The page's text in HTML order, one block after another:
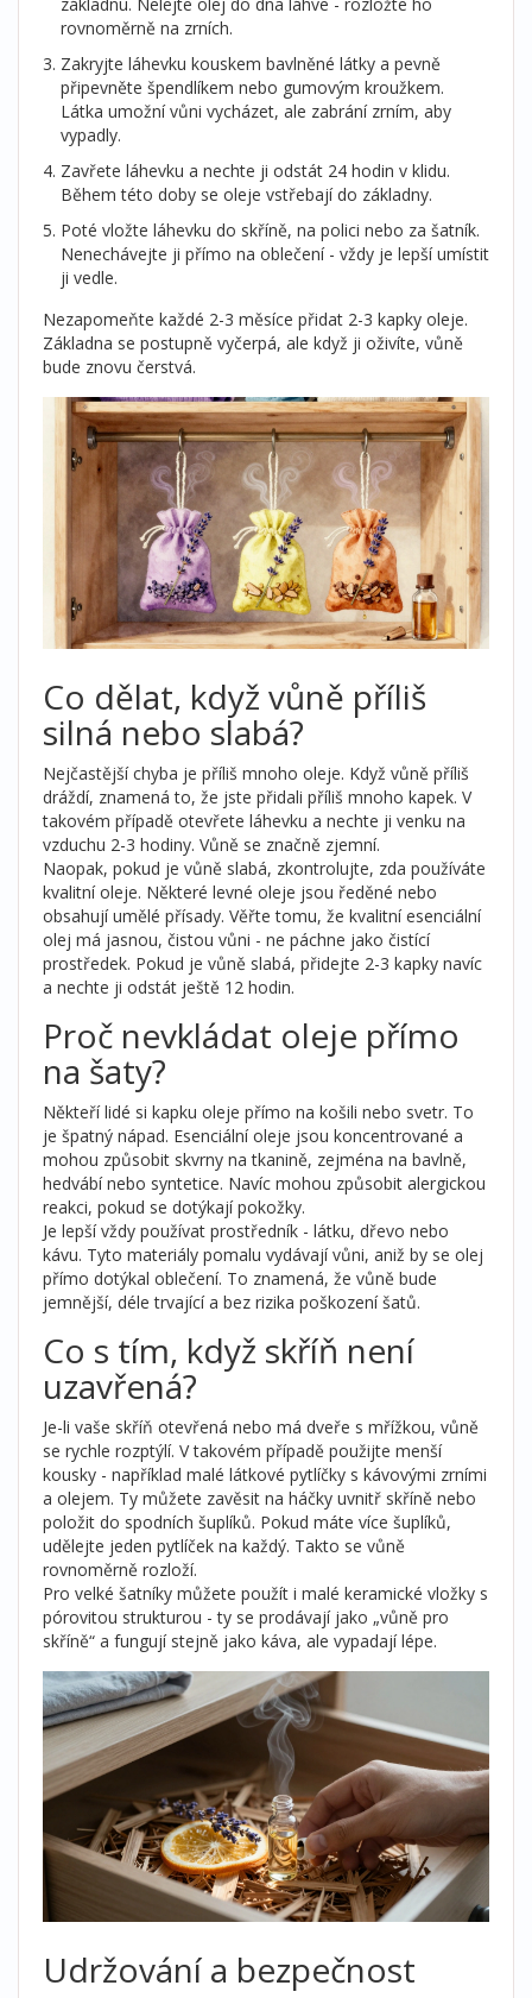
rovnoměrně na zrních.
Zakryjte láhevku kouskem bavlněné látky a pevně
připevněte špendlíkem nebo gumovým kroužkem.
Látka umožní vůni vycházet, ale zabrání zrním, aby
vypadly.
Zavřete láhevku a nechte ji odstát 24 hodin v klidu.
Během této doby se oleje vstřebají do základny.
Poté vložte láhevku do skříně, na polici nebo za šatník.
Nenechávejte ji přímo na oblečení - vždy je lepší umístit
ji vedle.
Nezapomeňte každé 2-3 měsíce přidat 2-3 kapky oleje.
Základna se postupně vyčerpá, ale když ji oživíte, vůně
bude znovu čerstvá.
Co dělat, když vůně příliš
silná nebo slabá?
Nejčastější chyba je příliš mnoho oleje. Když vůně příliš
dráždí, znamená to, že jste přidali příliš mnoho kapek. V
takovém případě otevřete láhevku a nechte ji venku na
vzduchu 2-3 hodiny. Vůně se značně zjemní.
Naopak, pokud je vůně slabá, zkontrolujte, zda používáte
kvalitní oleje. Některé levné oleje jsou ředěné nebo
obsahují umělé přísady. Věřte tomu, že kvalitní esenciální
olej má jasnou, čistou vůni - ne páchne jako čistící
prostředek. Pokud je vůně slabá, přidejte 2-3 kapky navíc
a nechte ji odstát ještě 12 hodin.
Proč nevkládat oleje přímo
na šaty?
Někteří lidé si kapku oleje přímo na košili nebo svetr. To
je špatný nápad. Esenciální oleje jsou koncentrované a
mohou způsobit skvrny na tkanině, zejména na bavlně,
hedvábí nebo syntetice. Navíc mohou způsobit alergickou
reakci, pokud se dotýkají pokožky.
Je lepší vždy používat prostředník - látku, dřevo nebo
kávu. Tyto materiály pomalu vydávají vůni, aniž by se olej
přímo dotýkal oblečení. To znamená, že vůně bude
jemnější, déle trvající a bez rizika poškození šatů.
Co s tím, když skříň není
uzavřená?
Je-li vaše skříň otevřená nebo má dveře s mřížkou, vůně
se rychle rozptýlí. V takovém případě použijte menší
kousky - například malé látkové pytlíčky s kávovými zrními
a olejem. Ty můžete zavěsit na háčky uvnitř skříně nebo
položit do spodních šuplíků. Pokud máte více šuplíků,
udělejte jeden pytlíček na každý. Takto se vůně
rovnoměrně rozloží.
Pro velké šatníky můžete použít i malé keramické vložky s
pórovitou strukturou - ty se prodávají jako „vůně pro
skříně“ a fungují stejně jako káva, ale vypadají lépe.
Udržování a bezpečnost